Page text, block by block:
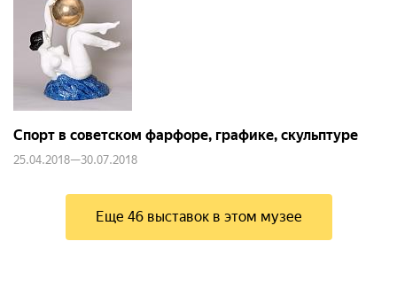
Спорт в советском фарфоре, графике, скульптуре
25.04.2018—30.07.2018
Еще 46 выставок в этом музее